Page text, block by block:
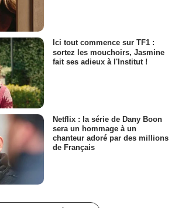
Ici tout commence sur TF1 :
sortez les mouchoirs, Jasmine
fait ses adieux à l'Institut !
Netflix : la série de Dany Boon
sera un hommage à un
chanteur adoré par des millions
de Français